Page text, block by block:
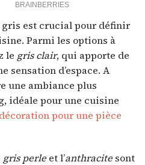
gris est crucial pour définir
Parmi les options à
le gris clair, qui apporte de
sensation d’espace. A
une ambiance plus
idéale pour une cuisine
pour une pièce
gris perle et l’anthracite sont